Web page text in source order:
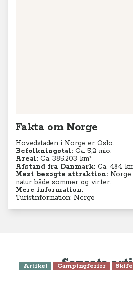
Fakta om Norge
Hovedstaden i Norge er Oslo.
Befolkningstal: Ca. 5,2 mio.
Areal: Ca. 385.203 km²
Afstand fra Danmark: Ca. 484
Mest besøgte attraktion:
natur både sommer og vinter.
Mere information:
Turistinformation: Norge
Seneste
Artikel Campingferier